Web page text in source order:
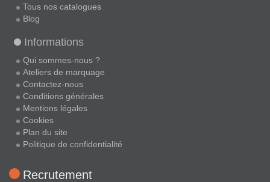
Tous nos catalogues
Blog
Informations
Qui sommes-nous ?
Ateliers de marquage
Contactez-nous
Conditions générales
Mentions légales
Cookies
Plan du site
Politique de confidentialité
Recrutement